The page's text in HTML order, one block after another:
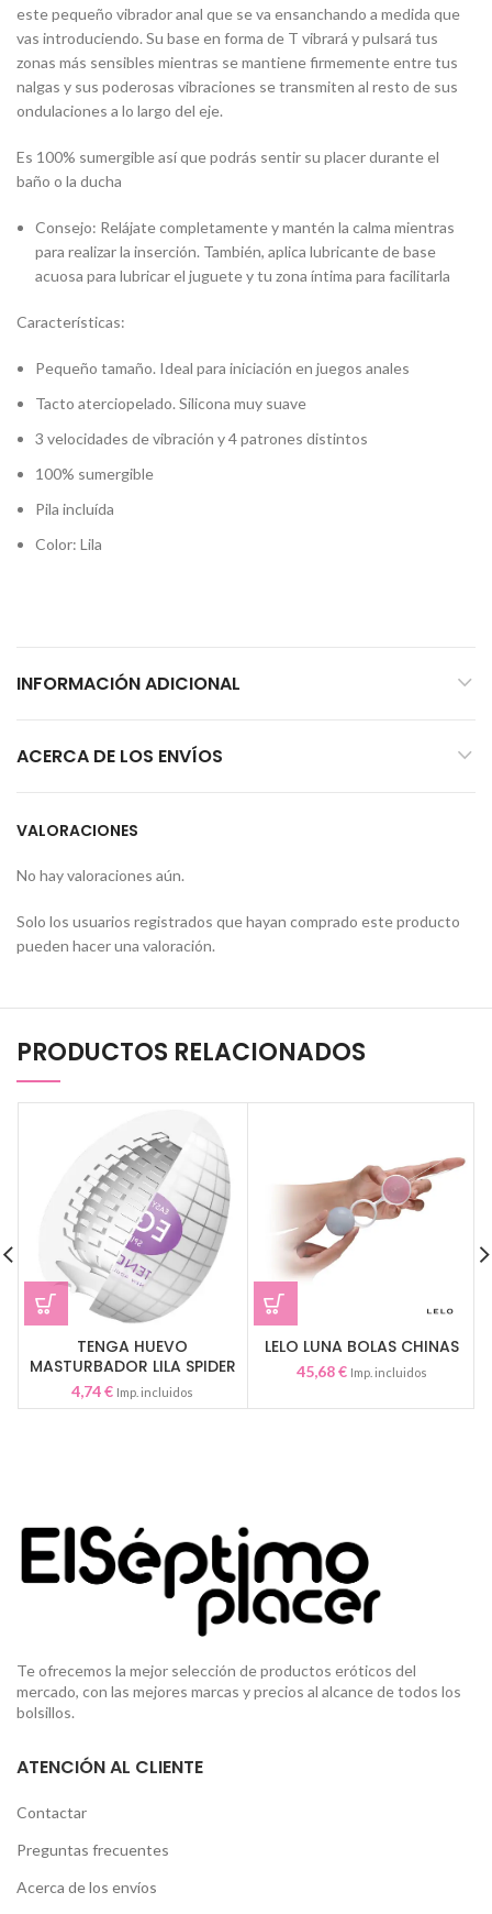
este pequeño vibrador anal que se va ensanchando a medida que
vas introduciendo. Su base en forma de T vibrará y pulsará tus
zonas más sensibles mientras se mantiene firmemente entre tus
nalgas y sus poderosas vibraciones se transmiten al resto de sus
ondulaciones a lo largo del eje.
Es 100% sumergible así que podrás sentir su placer durante el
baño o la ducha
Consejo: Relájate completamente y mantén la calma mientras
para realizar la inserción. También, aplica lubricante de base
acuosa para lubricar el juguete y tu zona íntima para facilitarla
Características:
Pequeño tamaño. Ideal para iniciación en juegos anales
Tacto aterciopelado. Silicona muy suave
3 velocidades de vibración y 4 patrones distintos
100% sumergible
Pila incluída
Color: Lila
INFORMACIÓN ADICIONAL
ACERCA DE LOS ENVÍOS
VALORACIONES
No hay valoraciones aún.
Solo los usuarios registrados que hayan comprado este producto
pueden hacer una valoración.
PRODUCTOS RELACIONADOS
TENGA HUEVO
MASTURBADOR LILA SPIDER
4,74€ Imp. incluidos
LELO LUNA BOLAS CHINAS
45,68€ Imp. incluidos
Te ofrecemos la mejor selección de productos eróticos del
mercado, con las mejores marcas y precios al alcance de todos los
bolsillos.
ATENCIÓN AL CLIENTE
Contactar
Preguntas frecuentes
Acerca de los envíos